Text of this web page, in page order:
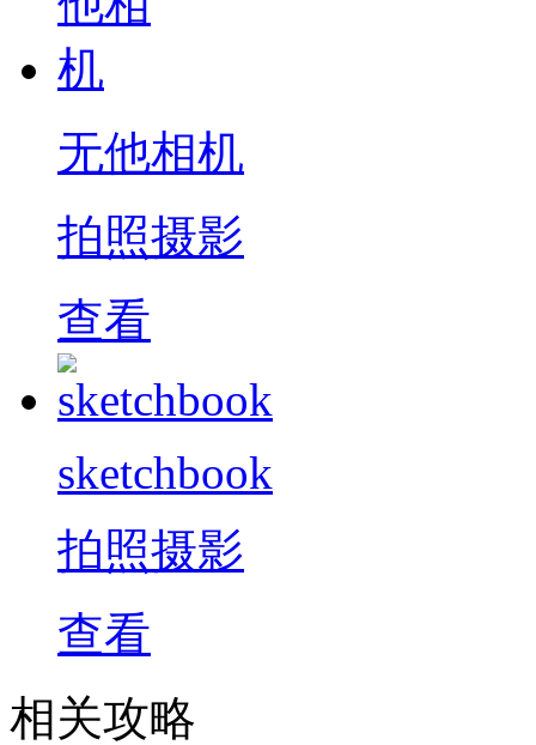
无他相机
拍照摄影
查看
sketchbook
拍照摄影
查看
相关攻略